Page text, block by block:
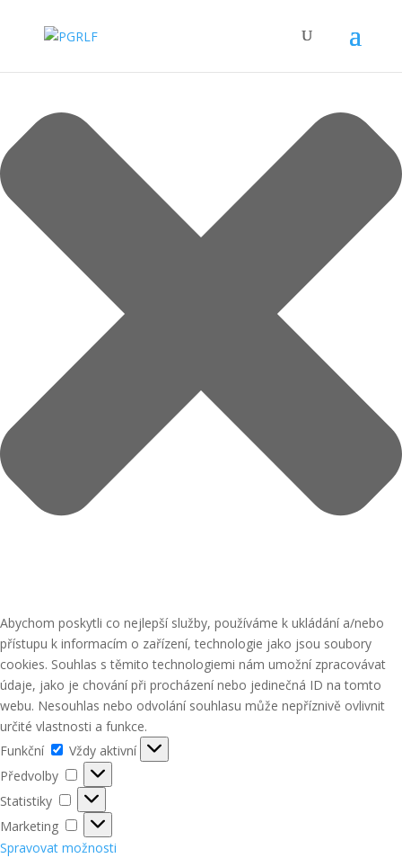
Abychom poskytli co nejlepší služby, používáme k ukládání a/nebo
přístupu k informacím o zařízení, technologie jako jsou soubory
cookies. Souhlas s těmito technologiemi nám umožní zpracovávat
údaje, jako je chování při procházení nebo jedinečná ID na tomto
webu. Nesouhlas nebo odvolání souhlasu může nepříznivě ovlivnit
určité vlastnosti a funkce.
Funkční
Funkční
Vždy aktivní
Předvolby
Předvolby
Statistiky
Statistiky
Marketing
Marketing
Spravovat možnosti